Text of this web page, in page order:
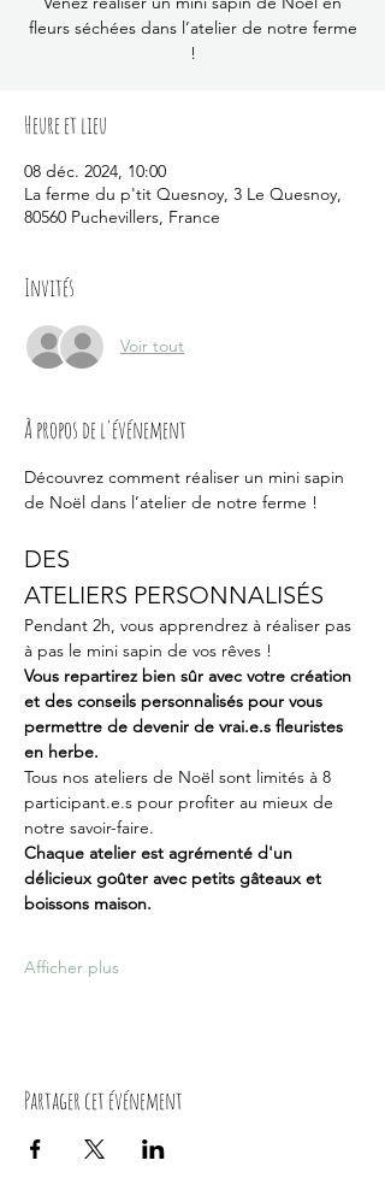
fleurs séchées dans l’atelier de notre ferme
!
Heure et lieu
08 déc. 2024, 10:00
La ferme du p'tit Quesnoy, 3 Le Quesnoy,
80560 Puchevillers, France
Invités
Voir tout
À propos de l'événement
Découvrez comment réaliser un mini sapin
de Noël dans l’atelier de notre ferme !
DES
ATELIERS PERSONNALISÉS
Pendant 2h, vous apprendrez à réaliser pas
à pas le mini sapin de vos rêves !
Vous repartirez bien sûr avec votre création
et des conseils personnalisés pour vous
permettre de devenir de vrai.e.s fleuristes
en herbe.
Tous nos ateliers de Noël sont limités à 8
participant.e.s pour profiter au mieux de
notre savoir-faire.
Chaque atelier est agrémenté d'un
délicieux goûter avec petits gâteaux et
boissons maison.
Afficher plus
Partager cet événement